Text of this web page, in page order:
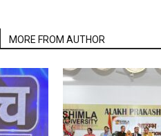
MORE FROM AUTHOR